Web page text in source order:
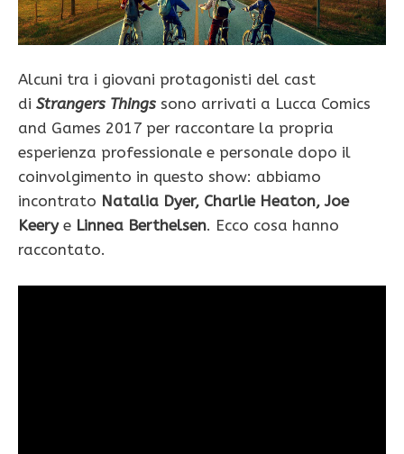
Alcuni tra i giovani protagonisti del cast
di Strangers Things sono arrivati a Lucca Comics
and Games 2017 per raccontare la propria
esperienza professionale e personale dopo il
coinvolgimento in questo show: abbiamo
incontrato Natalia Dyer, Charlie Heaton, Joe
Keerye Linnea Berthelsen. Ecco cosa hanno
raccontato.